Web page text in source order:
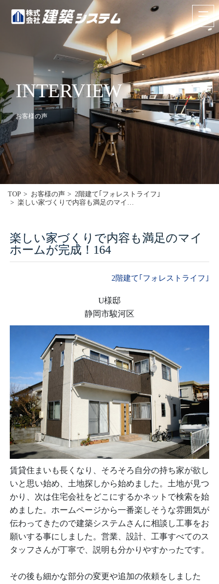
INTERVIEW
お客様の声
TOP お客様の声
2階建て｢フォレストライフ｣
楽しい家づくりで内容も満足のマイ…
楽しい家づくりで内容も満足のマイ
ホームが完成！164
2階建て｢フォレストライフ｣
U様邸
静岡市駿河区
賃貸住まいも長くなり、そろそろ自分の持ち家が欲し
いと思い始め、土地探しから始めました。土地が見つ
かり、次は住宅会社をどこにするかネットで検索を始
めました。ホームページから一番楽しそうな雰囲気が
伝わってきたので建築システムさんに相談し工事をお
願いする事にしました。営業、設計、工事すべてのス
タッフさんが丁寧で、説明も分かりやすかったです。
その後も細かな部分の変更や追加の依頼をしました
お問い合わせ 来場予約
HOME
イベント･見学情報
コンセプト
お客様の声
採用情報
コラム
会社案内
ZEH
不動産情報(土地･分譲地･中古住宅)
サイトマップ